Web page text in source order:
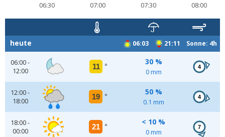
06:30 07:00 07:30 08:00
06:03 21:11 Sonne: 4h
heute
06:00 -
12:00
11 °
30 %
0 mm
4
12:00 -
18:00
19 °
50 %
0.1 mm
4
18:00 -
00:00
21 °
< 10 %
0 mm
7